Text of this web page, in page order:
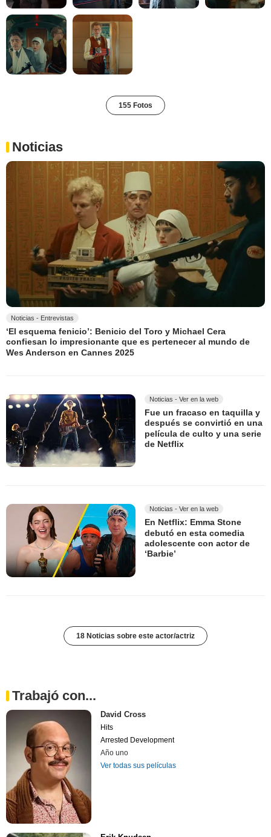
155 Fotos
Noticias
Noticias - Entrevistas
‘El esquema fenicio’: Benicio del Toro y Michael Cera
confiesan lo impresionante que es pertenecer al mundo de
Wes Anderson en Cannes 2025
Noticias - Ver en la web
Fue un fracaso en taquilla y
después se convirtió en una
película de culto y una serie
de Netflix
Noticias - Ver en la web
En Netflix: Emma Stone
debutó en esta comedia
adolescente con actor de
‘Barbie’
18 Noticias sobre este actor/actriz
Trabajó con...
David Cross
Hits
Arrested Development
Año uno
Ver todas sus películas